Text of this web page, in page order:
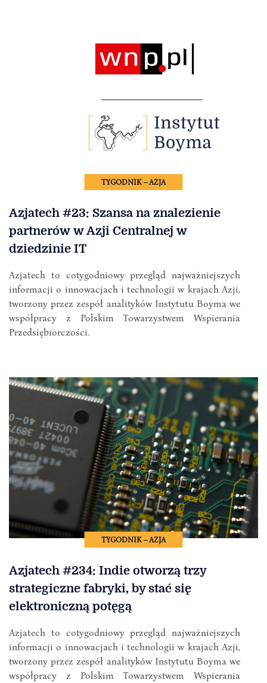
TYGODNIK – AZJA
Azjatech #23: Szansa na znalezienie
partnerów w Azji Centralnej w
dziedzinie IT
Azjatech to cotygodniowy przegląd najważniejszych
informacji o innowacjach i technologii w krajach Azji,
tworzony przez zespół analityków Instytutu Boyma we
współpracy z Polskim Towarzystwem Wspierania
Przedsiębiorczości.
TYGODNIK – AZJA
Azjatech #234: Indie otworzą trzy
strategiczne fabryki, by stać się
elektroniczną potęgą
Azjatech to cotygodniowy przegląd najważniejszych
informacji o innowacjach i technologii w krajach Azji,
tworzony przez zespół analityków Instytutu Boyma we
współpracy z Polskim Towarzystwem Wspierania